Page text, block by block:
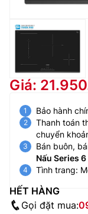
Giá:
Bảo hành
Thanh toán
chuyển
Bán buôn,
Nấu Series 6
Tình trang:
HẾT HÀNG
Gọi đặt mua: